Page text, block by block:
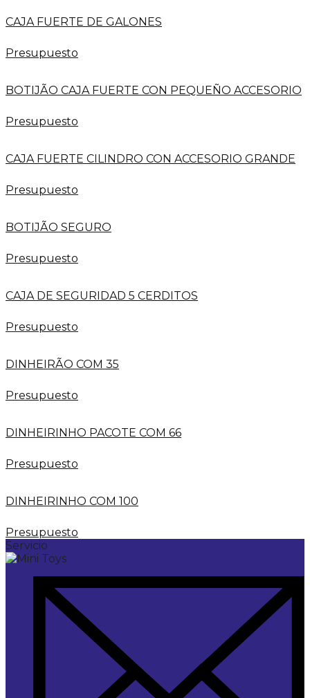
CAJA FUERTE DE GALONES
Presupuesto
BOTIJÃO CAJA FUERTE CON PEQUEÑO ACCESORIO
Presupuesto
CAJA FUERTE CILINDRO CON ACCESORIO GRANDE
Presupuesto
BOTIJÃO SEGURO
Presupuesto
CAJA DE SEGURIDAD 5 CERDITOS
Presupuesto
DINHEIRÃO COM 35
Presupuesto
DINHEIRINHO PACOTE COM 66
Presupuesto
DINHEIRINHO COM 100
Presupuesto
Servicio